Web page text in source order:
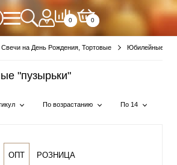
0 0
Свечи на День Рождения, Тортовые Юбилейные
"пузырьки"
По возрастанию По 14
ОПТ РОЗНИЦА